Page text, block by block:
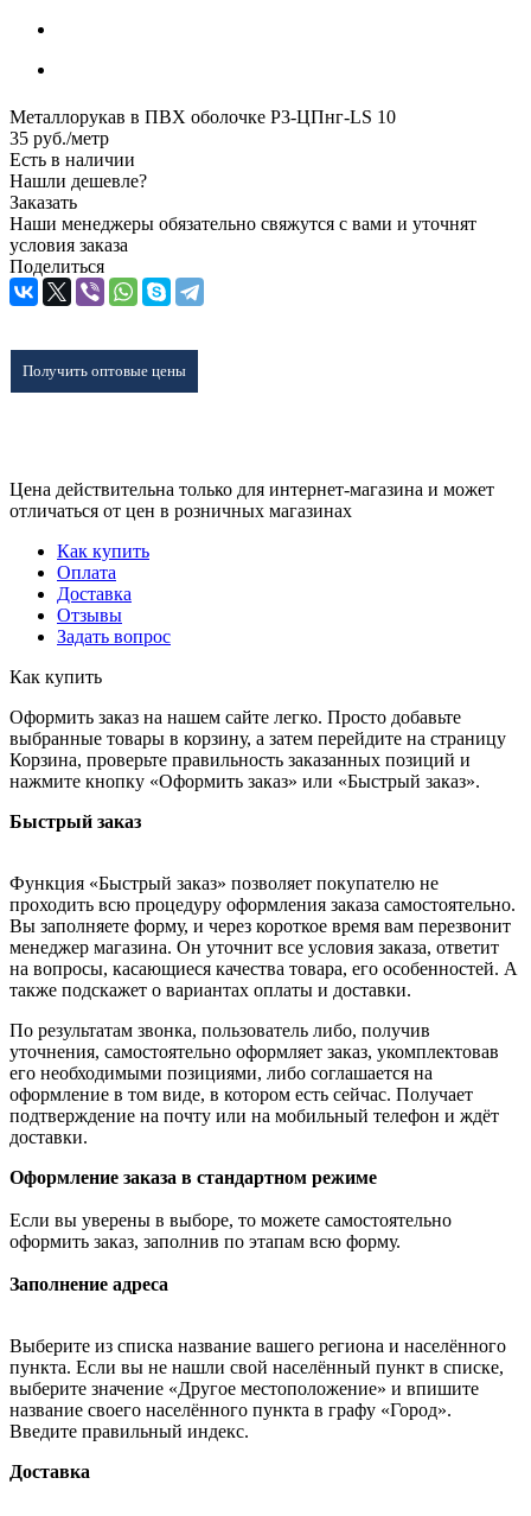
Металлорукав в ПВХ оболочке Р3-ЦПнг-LS 10
35 руб./метр
Есть в наличии
Нашли дешевле?
Заказать
Наши менеджеры обязательно свяжутся с вами и уточнят
условия заказа
Поделиться
Получить оптовые цены
Цена действительна только для интернет-магазина и может
отличаться от цен в розничных магазинах
Как купить
Оплата
Доставка
Отзывы
Задать вопрос
Как купить
Оформить заказ на нашем сайте легко. Просто добавьте
выбранные товары в корзину, а затем перейдите на страницу
Корзина, проверьте правильность заказанных позиций и
нажмите кнопку «Оформить заказ» или «Быстрый заказ».
Быстрый заказ
Функция «Быстрый заказ» позволяет покупателю не
проходить всю процедуру оформления заказа самостоятельно.
Вы заполняете форму, и через короткое время вам перезвонит
менеджер магазина. Он уточнит все условия заказа, ответит
на вопросы, касающиеся качества товара, его особенностей. А
также подскажет о вариантах оплаты и доставки.
По результатам звонка, пользователь либо, получив
уточнения, самостоятельно оформляет заказ, укомплектовав
его необходимыми позициями, либо соглашается на
оформление в том виде, в котором есть сейчас. Получает
подтверждение на почту или на мобильный телефон и ждёт
доставки.
Оформление заказа в стандартном режиме
Если вы уверены в выборе, то можете самостоятельно
оформить заказ, заполнив по этапам всю форму.
Заполнение адреса
Выберите из списка название вашего региона и населённого
пункта. Если вы не нашли свой населённый пункт в списке,
выберите значение «Другое местоположение» и впишите
название своего населённого пункта в графу «Город».
Введите правильный индекс.
Доставка